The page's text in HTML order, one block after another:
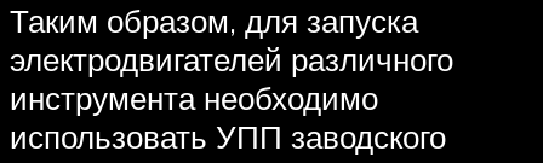
Таким образом, для запуска
электродвигателей различного
инструмента необходимо
использовать УПП заводского